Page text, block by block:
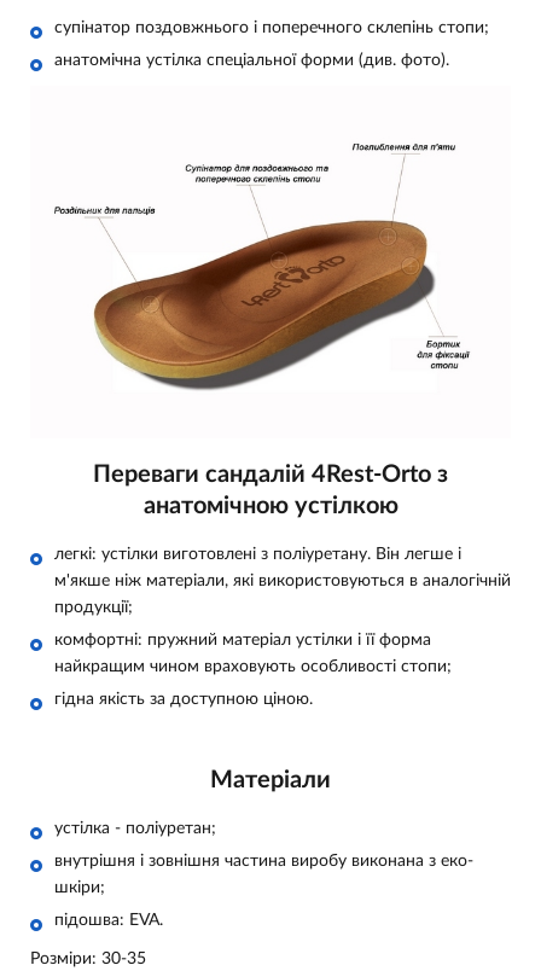
супінатор поздовжнього і поперечного склепінь стопи;
анатомічна устілка спеціальної форми (див. фото).
Переваги сандалій 4Rest-Orto з
анатомічною устілкою
легкі: устілки виготовлені з поліуретану. Він легше і
м'якше ніж матеріали, які використовуються в аналогічній
продукції;
комфортні: пружний матеріал устілки і її форма
найкращим чином враховують особливості стопи;
гідна якість за доступною ціною.
Матеріали
устілка - поліуретан;
внутрішня і зовнішня частина виробу виконана з еко-
шкіри;
підошва: ЕVA.
Розміри: 30-35